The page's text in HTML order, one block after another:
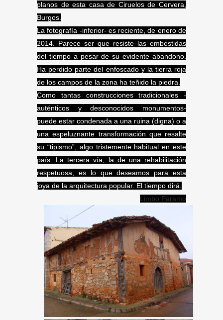
planos de esta casa de Ciruelos de Cervera,
Burgos.
La fotografía -inferior- es reciente, de enero de
2014. Parece ser que resiste las embestidas
del tiempo a pesar de su evidente abandono.
Ha perdido parte del enfoscado y la tierra roja
de los campos de la zona ha teñido la piedra.
Como tantas construcciones tradicionales -
auténticos y desconocidos monumentos-
puede estar condenada a una ruina (digna) o a
una espeluznante transformación que resalte
su “tipismo”, algo tristemente habitual en este
país. La tercera vía, la de una rehabilitación
respetuosa, es lo que deseamos para esta
joya de la arquitectura popular. El tiempo dirá.
Limbo Páramo